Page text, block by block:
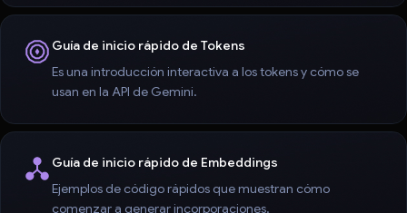
Guía de inicio rápido de Tokens
Es una introducción interactiva a los tokens y cómo se
usan en la API de Gemini.
Guía de inicio rápido de Embeddings
Ejemplos de código rápidos que muestran cómo
comenzar a generar incorporaciones.